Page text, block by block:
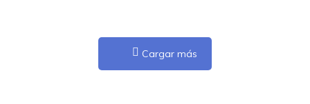
Cargar más